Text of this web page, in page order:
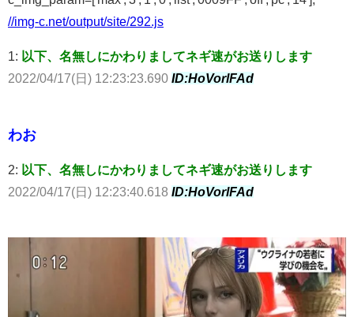
//img-c.net/output/site/292.js
1: 以下、名無しにかわりましてネギ速がお送りします
2022/04/17(日) 12:23:23.690 ID:HoVorlFAd
わお
2: 以下、名無しにかわりましてネギ速がお送りします
2022/04/17(日) 12:23:40.618 ID:HoVorlFAd